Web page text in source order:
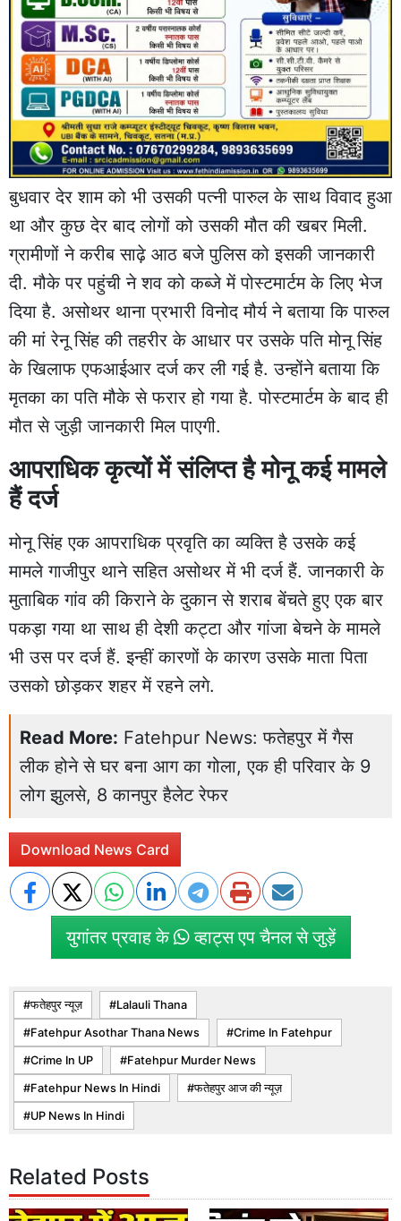
बुधवार देर शाम को भी उसकी पत्नी पारुल के साथ विवाद हुआ
था और कुछ देर बाद लोगों को उसकी मौत की खबर मिली.
ग्रामीणों ने करीब साढ़े आठ बजे पुलिस को इसकी जानकारी
दी. मौके पर पहुंची ने शव को कब्जे में पोस्टमार्टम के लिए भेज
दिया है. असोथर थाना प्रभारी विनोद मौर्य ने बताया कि पारुल
की मां रेनू सिंह की तहरीर के आधार पर उसके पति मोनू सिंह
के खिलाफ एफआईआर दर्ज कर ली गई है. उन्होंने बताया कि
मृतका का पति मौके से फरार हो गया है. पोस्टमार्टम के बाद ही
मौत से जुड़ी जानकारी मिल पाएगी.
आपराधिक कृत्यों में संलिप्त है मोनू कई मामले
हैं दर्ज
मोनू सिंह एक आपराधिक प्रवृति का व्यक्ति है उसके कई
मामले गाजीपुर थाने सहित असोथर में भी दर्ज हैं. जानकारी के
मुताबिक गांव की किराने के दुकान से शराब बेंचते हुए एक बार
पकड़ा गया था साथ ही देशी कट्टा और गांजा बेचने के मामले
भी उस पर दर्ज हैं. इन्हीं कारणों के कारण उसके माता पिता
उसको छोड़कर शहर में रहने लगे.
Read More: Fatehpur News: फतेहपुर में गैस
लीक होने से घर बना आग का गोला, एक ही परिवार के 9
लोग झुलसे, 8 कानपुर हैलेट रेफर
Download News Card
युगांतर प्रवाह के व्हाट्स एप चैनल से जुड़ें
फतेहपुर न्यूज़ Lalauli Thana
Fatehpur Asothar Thana News Crime In Fatehpur
Crime In UP Fatehpur Murder News
Fatehpur News In Hindi फतेहपुर आज की न्यूज़
UP News In Hindi
Related Posts